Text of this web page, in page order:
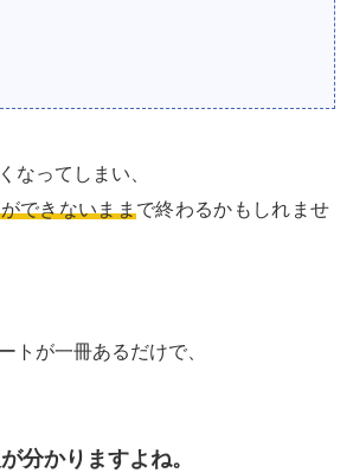
なってしまい、
できないままで終わるかもしれませ
トが一冊あるだけで、
分かりますよね。